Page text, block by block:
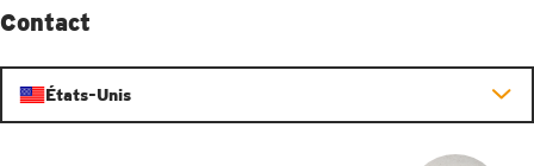
Contact
États-Unis